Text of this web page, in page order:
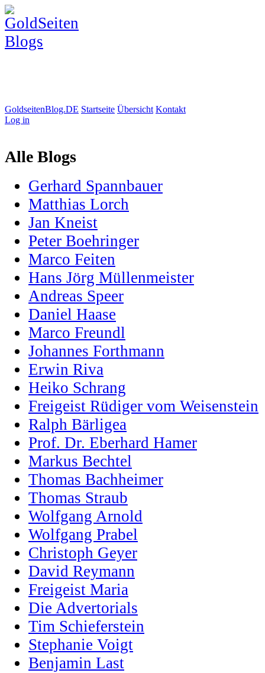
GoldseitenBlog.DE Startseite Übersicht Kontakt
Log in
Alle Blogs
Gerhard Spannbauer
Matthias Lorch
Jan Kneist
Peter Boehringer
Marco Feiten
Hans Jörg Müllenmeister
Andreas Speer
Daniel Haase
Marco Freundl
Johannes Forthmann
Erwin Riva
Heiko Schrang
Freigeist Rüdiger vom Weisenstein
Ralph Bärligea
Prof. Dr. Eberhard Hamer
Markus Bechtel
Thomas Bachheimer
Thomas Straub
Wolfgang Arnold
Wolfgang Prabel
Christoph Geyer
David Reymann
Freigeist Maria
Die Advertorials
Tim Schieferstein
Stephanie Voigt
Benjamin Last